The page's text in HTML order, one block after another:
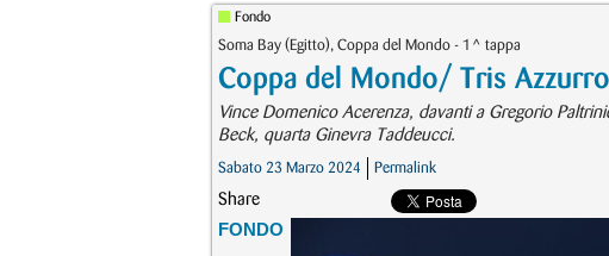
Fondo
Soma Bay (Egitto), Coppa del Mondo - 1^ tappa
Coppa del Mondo/ Tris
Vince Domenico Acerenza, davanti a Gregorio
Beck, quarta Ginevra Taddeucci.
Sabato 23 Marzo 2024 Permalink
Share
FONDO